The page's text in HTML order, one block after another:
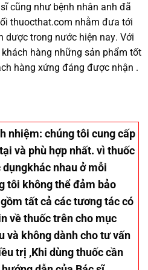
cũng như bệnh nhân anh đã
thuocthat.com nhằm đưa tới
dược trong nước hiện nay. Với
hàng những sản phẩm tốt
hàng xứng đáng được nhận .
nhiệm: chúng tôi cung cấp
và phù hợp nhất. vì thuốc
nhau ở mỗi
tôi không thể đảm bảo
tất cả các tương tác có
về thuốc trên cho mục
và không dành cho tư vấn
trị ,Khi dùng thuốc cần